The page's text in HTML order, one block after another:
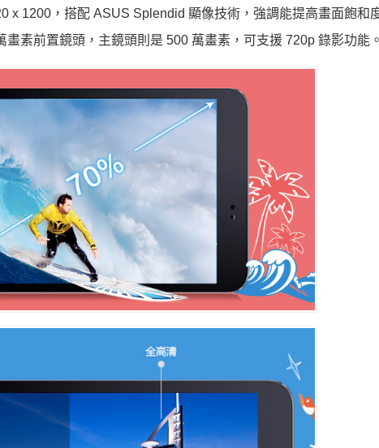
x 1200，搭配 ASUS Splendid 顯像技術，強調能提高畫面飽和
畫素前置鏡頭，主鏡頭則是 500 萬畫素，可支援 720p 錄影功能。